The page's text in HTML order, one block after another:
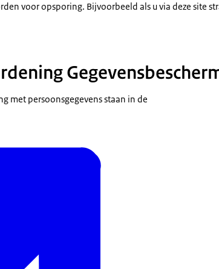
voor opsporing. Bijvoorbeeld als u via deze site
met persoonsgegevens staan in de